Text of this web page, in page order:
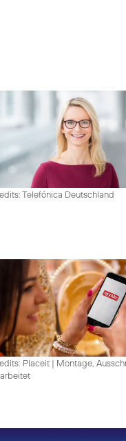
Telefónica Deutschland
Placeit | Montage,